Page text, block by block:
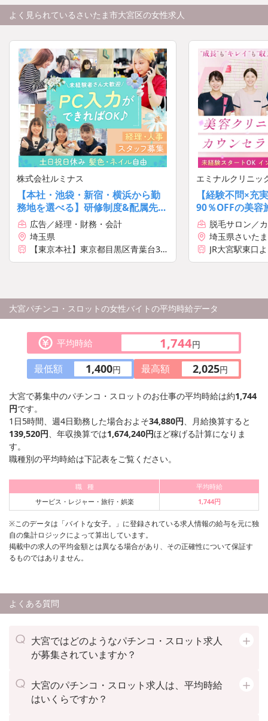
よく見られているさいたま市大宮区の女性求人
株式会社ルミナス
【本社・池袋・新宿・横浜から勤
務地を選べる】研修制度&配属先で
3ヶ月OJTあり！年間休日125日
広告／経理・財務・会計
埼玉県
【東京本社】東京都目黒区青葉台3丁
目6-28 住友不動産青葉台タワー18F
【池袋支社】東京都豊島区池袋2-49-
14 恩永メルヴェイユ 201号室
【横浜支社】神奈川県横浜市神奈川
区台町17-1 マストビル4階E1号室
※上記より希望の勤務地で勤務可
能です
エミナルクリニ
【経験不問×充
90％OFFの美容
与年3回と業界
遇＆収入
脱毛サロン／
埼玉県さいた
54-3 ビジョナ
JR大宮駅東口
大宮パチンコ・スロットの女性バイトの平均時給データ
平均時給 1,744円
最低額 1,400円 最高額 2,025円
大宮で募集中のパチンコ・スロットのお仕事の平均時給は約1,744
円です。
1日5時間、週4日勤務した場合およそ34,880円 、月給換算すると
139,520円 、年収換算では1,674,240円ほど稼げる計算になりま
す。
職種別の平均時給は下記表をご覧ください。
職 種
平均時給
サービス・レジャー・旅行・娯楽
1,744円
※このデータは「バイトな女子。」に登録されている求人情報の給与を元に独
自の集計ロジックによって算出しています。
掲載中の求人の平均金額とは異なる場合があり、その正確性について保証す
るものではありません。
よくある質問
大宮ではどのようなパチンコ・スロット求人
が募集されていますか？
大宮のパチンコ・スロット求人は、平均時給
はいくらですか？